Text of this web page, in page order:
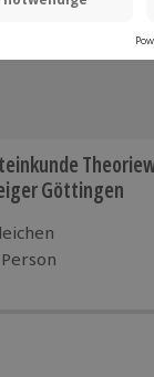
Göttingen